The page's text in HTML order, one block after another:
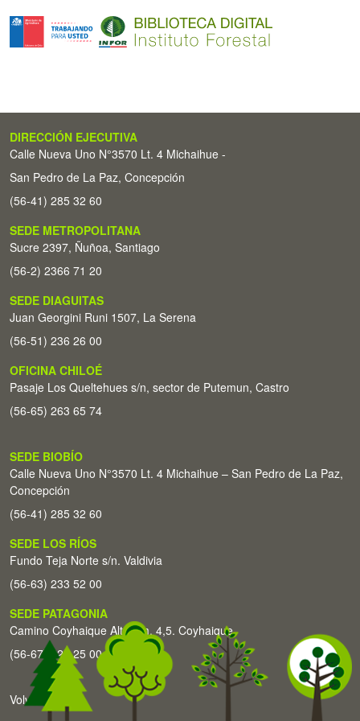
DIRECCIÓN EJECUTIVA
Calle Nueva Uno N°3570 Lt. 4 Michaihue -
San Pedro de La Paz, Concepción
(56-41) 285 32 60
SEDE METROPOLITANA
Sucre 2397, Ñuñoa, Santiago
(56-2) 2366 71 20
SEDE DIAGUITAS
Juan Georgini Runi 1507, La Serena
(56-51) 236 26 00
OFICINA CHILOÉ
Pasaje Los Queltehues s/n, sector de Putemun, Castro
(56-65) 263 65 74
SEDE BIOBÍO
Calle Nueva Uno N°3570 Lt. 4 Michaihue – San Pedro de La Paz,
Concepción
(56-41) 285 32 60
SEDE LOS RÍOS
Fundo Teja Norte s/n. Valdivia
(56-63) 233 52 00
SEDE PATAGONIA
Camino Coyhaique Alto Km. 4,5. Coyhaique
(56-67) 226 25 00
Volver arriba